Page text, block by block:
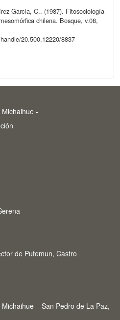
García, C.. (1987). Fitosociología
chilena. Bosque, v.08,
20.500.12220/8837
-
de Putemun, Castro
– San Pedro de La Paz,